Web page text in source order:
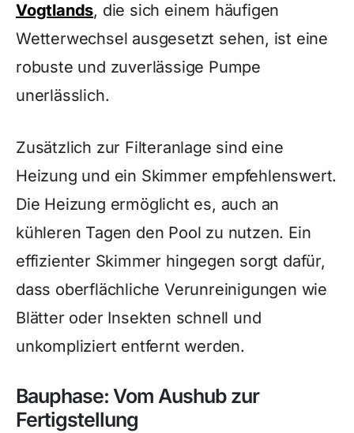
Vogtlands, die sich einem häufigen
Wetterwechsel ausgesetzt sehen, ist eine
robuste und zuverlässige Pumpe
unerlässlich.
Zusätzlich zur Filteranlage sind eine
Heizung und ein Skimmer empfehlenswert.
Die Heizung ermöglicht es, auch an
kühleren Tagen den Pool zu nutzen. Ein
effizienter Skimmer hingegen sorgt dafür,
dass oberflächliche Verunreinigungen wie
Blätter oder Insekten schnell und
unkompliziert entfernt werden.
Bauphase: Vom Aushub zur
Fertigstellung